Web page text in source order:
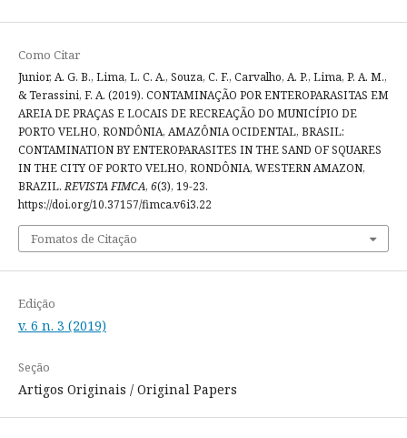
Como Citar
Junior, A. G. B., Lima, L. C. A., Souza, C. F., Carvalho, A. P., Lima, P. A. M.,
& Terassini, F. A. (2019). CONTAMINAÇÃO POR ENTEROPARASITAS EM
AREIA DE PRAÇAS E LOCAIS DE RECREAÇÃO DO MUNICÍPIO DE
PORTO VELHO, RONDÔNIA, AMAZÔNIA OCIDENTAL, BRASIL:
CONTAMINATION BY ENTEROPARASITES IN THE SAND OF SQUARES
IN THE CITY OF PORTO VELHO, RONDÔNIA, WESTERN AMAZON,
BRAZIL.REVISTA FIMCA, 6(3), 19-23.
https://doi.org/10.37157/fimca.v6i3.22
Fomatos de Citação
Edição
v. 6 n. 3 (2019)
Seção
Artigos Originais / Original Papers